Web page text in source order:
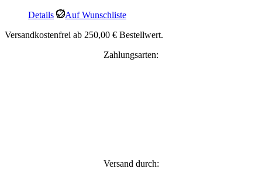
Details
Auf Wunschliste
Versandkostenfrei ab 250,00 € Bestellwert.
Zahlungsarten:
Versand durch: